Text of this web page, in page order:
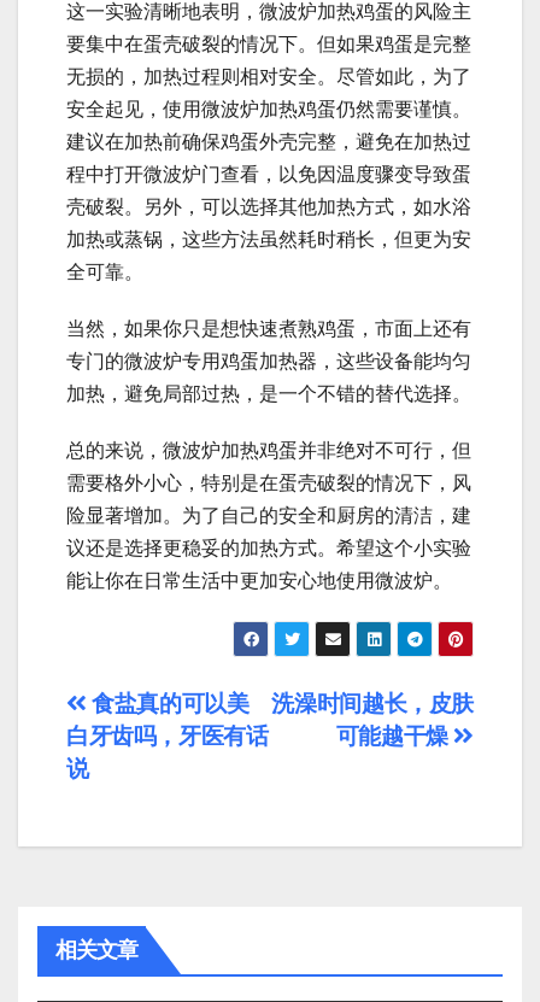
这一实验清晰地表明，微波炉加热鸡蛋的风险主
要集中在蛋壳破裂的情况下。但如果鸡蛋是完整
无损的，加热过程则相对安全。尽管如此，为了
安全起见，使用微波炉加热鸡蛋仍然需要谨慎。
建议在加热前确保鸡蛋外壳完整，避免在加热过
程中打开微波炉门查看，以免因温度骤变导致蛋
壳破裂。另外，可以选择其他加热方式，如水浴
加热或蒸锅，这些方法虽然耗时稍长，但更为安
全可靠。
当然，如果你只是想快速煮熟鸡蛋，市面上还有
专门的微波炉专用鸡蛋加热器，这些设备能均匀
加热，避免局部过热，是一个不错的替代选择。
总的来说，微波炉加热鸡蛋并非绝对不可行，但
需要格外小心，特别是在蛋壳破裂的情况下，风
险显著增加。为了自己的安全和厨房的清洁，建
议还是选择更稳妥的加热方式。希望这个小实验
能让你在日常生活中更加安心地使用微波炉。
文
章
航
洗澡时间越长，皮肤
可能越干燥
食盐真的可以美
白牙齿吗，牙医有话
说
相关文章